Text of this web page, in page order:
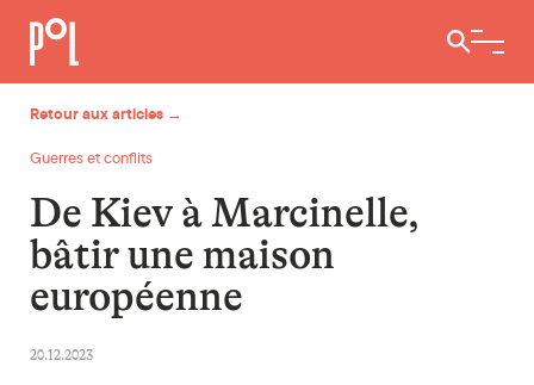
Ouvrir /
Retour aux articles →
Guerres et conflits
De Kiev à Marcinelle,
bâtir une maison
européenne
20.12.2023